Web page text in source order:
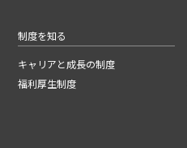
制度を知る
キャリアと成長の制度
福利厚生制度